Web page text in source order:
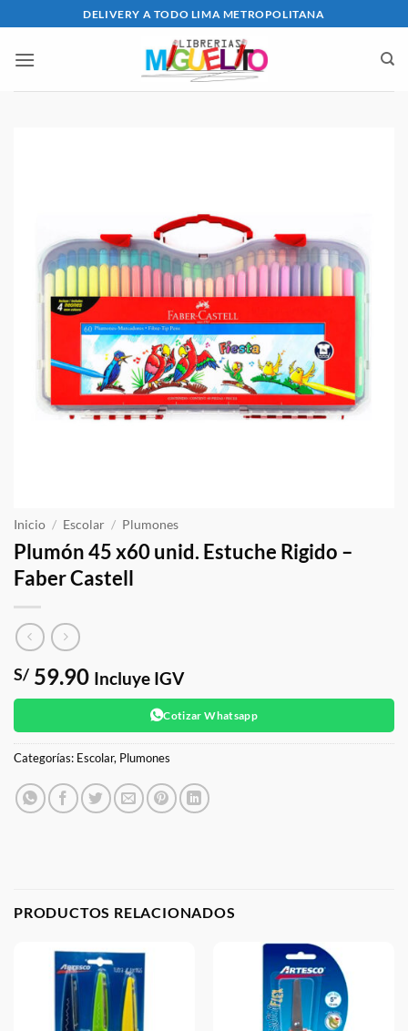
al
contenido
DELIVERY A TODO LIMA METROPOLITANA
Inicio / Escolar / Plumones
Plumón 45 x60 unid. Estuche Rigido –
Faber Castell
S/ 59.90 Incluye IGV
Cotizar Whatsapp
Categorías: Escolar, Plumones
PRODUCTOS RELACIONADOS